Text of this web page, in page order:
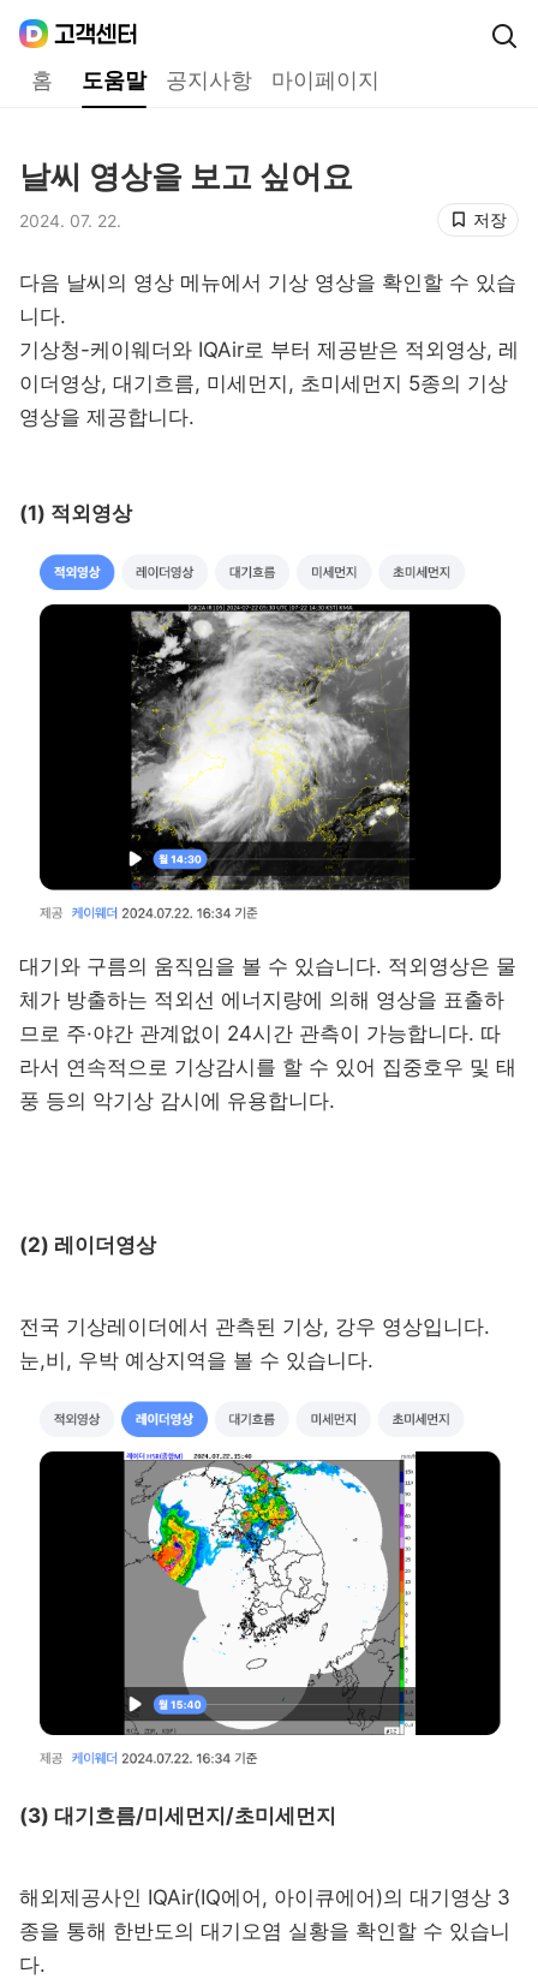
홈 도움말 공지사항 마이페이지
날씨 영상을 보고 싶어요
저장
2024. 07. 22.
다음 날씨의 영상 메뉴에서 기상 영상을 확인할 수 있습
니다.
기상청-케이웨더와 IQAir로 부터 제공받은 적외영상, 레
이더영상, 대기흐름, 미세먼지, 초미세먼지 5종의 기상
영상을 제공합니다.
(1) 적외영상
대기와 구름의 움직임을 볼 수 있습니다. 적외영상은 물
체가 방출하는 적외선 에너지량에 의해 영상을 표출하
므로 주·야간 관계없이 24시간 관측이 가능합니다. 따
라서 연속적으로 기상감시를 할 수 있어 집중호우 및 태
풍 등의 악기상 감시에 유용합니다.
(2) 레이더영상
전국 기상레이더에서 관측된 기상, 강우 영상입니다.
눈,비, 우박 예상지역을 볼 수 있습니다.
(3) 대기흐름/미세먼지/초미세먼지
해외제공사인 IQAir(IQ에어, 아이큐에어)의 대기영상 3
종을 통해 한반도의 대기오염 실황을 확인할 수 있습니
다.